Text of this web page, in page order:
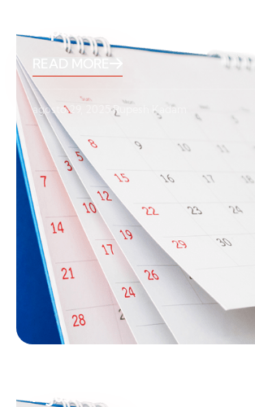
Septiembre 2025 Vacaciones
READ MORE
agosto 29, 2025 Rupesh Kadam
Agosto 2025 Vacaciones